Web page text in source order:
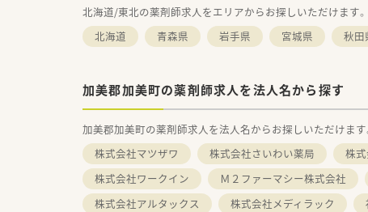
北海道/東北の薬剤師求人をエリアからお探しいただけます。
北海道
青森県 岩手県 宮城県 秋田
加美郡加美町の薬剤師求人を法人名から探す
加美郡加美町の薬剤師求人を法人名からお探しいただけます
株式会社マツザワ
株式会社さいわい薬局 株
株式会社ワークイン
Ｍ２ファーマシー株式会社
株式会社アルタックス
株式会社メディラック